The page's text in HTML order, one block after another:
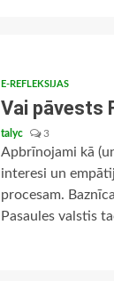
E-REFLEKSIJAS
Vai pāvests
talyc 3
Apbrīnojami kā
interesi un
procesam.
Pasaules valstis